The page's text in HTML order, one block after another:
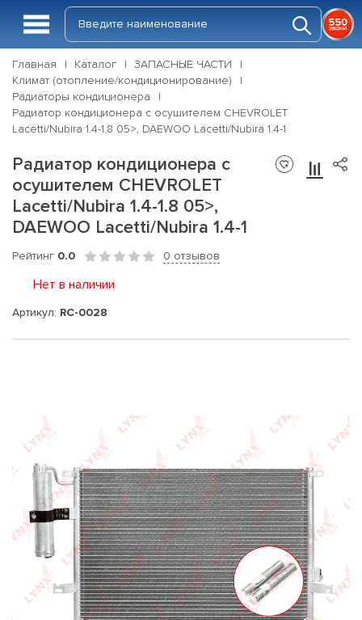
Главная Каталог
ЗАПАСНЫЕ ЧАСТИ
Климат (отопление/кондиционирование)
Радиаторы кондиционера
Радиатор кондиционера с осушителем CHEVROLET
Lacetti/Nubira 1.4-1.8 05>, DAEWOO Lacetti/Nubira 1.4-1
Радиатор кондиционера с
осушителем CHEVROLET
Lacetti/Nubira 1.4-1.8 05>,
DAEWOO Lacetti/Nubira 1.4-1
Рейтинг 0.0 0 отзывов
Нет в наличии
Артикул: RC-0028